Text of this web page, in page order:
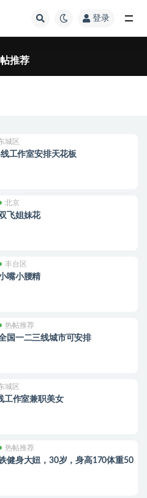
登录
推荐
城区
工作室安排天花板
北京
飞姐妹花
丰台区
嘴小腰精
热帖推荐
国一二三线城市可安排
城区
工作室兼职美女
热帖推荐
健身大妞，30岁，身高170体重50